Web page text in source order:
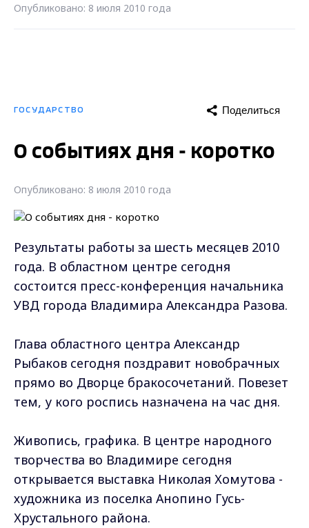
Опубликовано: 8 июля 2010 года
ГОСУДАРСТВО Поделиться
О событиях дня - коротко
Опубликовано: 8 июля 2010 года
Результаты работы за шесть месяцев 2010
года. В областном центре сегодня
состоится пресс-конференция начальника
УВД города Владимира Александра Разова.
Глава областного центра Александр
Рыбаков сегодня поздравит новобрачных
прямо во Дворце бракосочетаний. Повезет
тем, у кого роспись назначена на час дня.
Живопись, графика. В центре народного
творчества во Владимире сегодня
открывается выставка Николая Хомутова -
художника из поселка Анопино Гусь-
Хрустального района.